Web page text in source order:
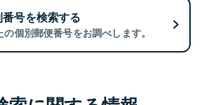
号を検索する
個別郵便番号をお調べします。